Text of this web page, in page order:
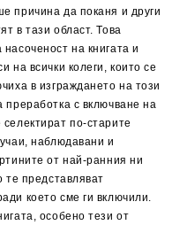
причина да поканя и други
в тази област. Това
на книгата и
на всички колеги, които се
в изграждането на този
преработка с включване на
по-старите
наблюдавани и
от най-ранния ни
те представляват
което сме ги включили.
особено тези от